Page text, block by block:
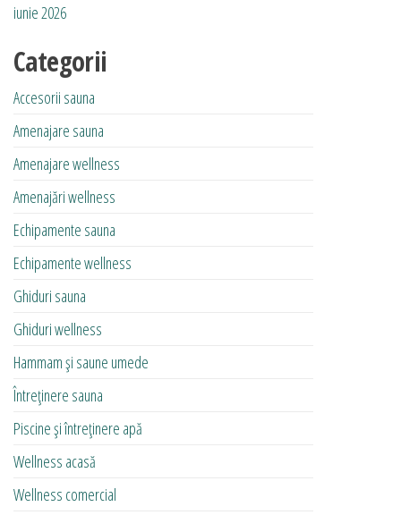
iunie 2026
Categorii
Accesorii sauna
Amenajare sauna
Amenajare wellness
Amenajări wellness
Echipamente sauna
Echipamente wellness
Ghiduri sauna
Ghiduri wellness
Hammam și saune umede
Întreținere sauna
Piscine și întreținere apă
Wellness acasă
Wellness comercial